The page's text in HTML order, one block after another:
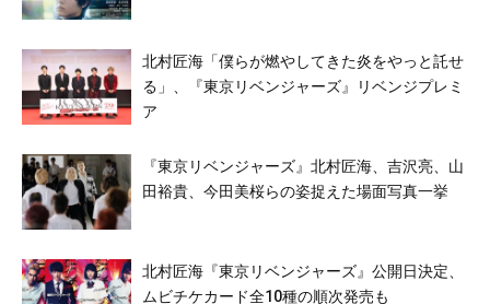
北村匠海「僕らが燃やしてきた炎をやっと託せ
る」、『東京リベンジャーズ』リベンジプレミ
ア
『東京リベンジャーズ』北村匠海、吉沢亮、山
田裕貴、今田美桜らの姿捉えた場面写真一挙
北村匠海『東京リベンジャーズ』公開日決定、
ムビチケカード全10種の順次発売も